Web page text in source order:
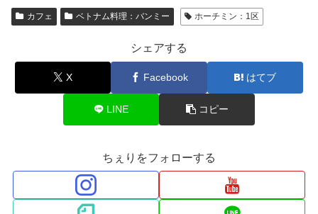
カフェ ベトナム料理：バンミー ホーチミン：1区
シェアする
X Facebook はてブ
LINE コピー
ちぇりをフォローする